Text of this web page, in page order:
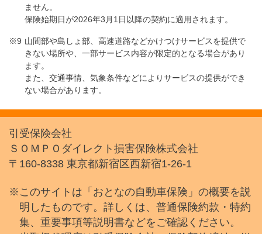
ません。
保険始期日が2026年3月1日以降の契約に適用されます。
山間部や島しょ部、高速道路などかけつけサービスを提供で
きない場所や、一部サービス内容が限定的となる場合があり
ます。
また、交通事情、気象条件などによりサービスの提供ができ
ない場合があります。
引受保険会社
ＳＯＭＰＯダイレクト損害保険株式会社
〒160-8338 東京都新宿区西新宿1-26-1
※このサイトは「おとなの自動車保険」の概要を説
明したものです。詳しくは、普通保険約款・特約
集、重要事項等説明書などをご確認ください。